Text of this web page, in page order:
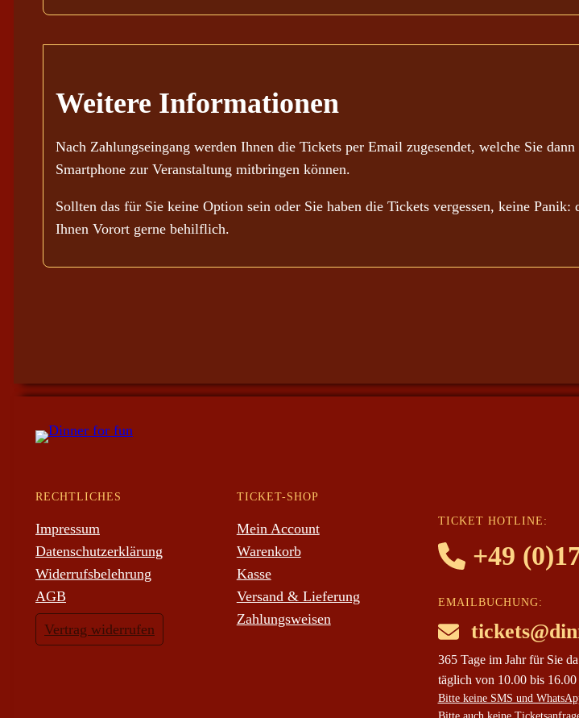
Weitere Informationen
Nach Zahlungseingang werden Ihnen die Tickets per Email zugesendet, welche Sie
Smartphone zur Veranstaltung mitbringen können.
Sollten das für Sie keine Option sein oder Sie haben die Tickets vergessen, keine
Ihnen Vorort gerne behilflich.
RECHTLICHES
Impressum
Datenschutzerklärung
Widerrufsbelehrung
AGB
Vertrag widerrufen
TICKET-SHOP
Mein Account
Warenkorb
Kasse
Versand & Lieferung
Zahlungsweisen
TICKET HOTLINE:
+49
EMAILBUCHUNG:
365 Tage im Jahr für Sie
täglich von 10.00 bis
Bitte keine SMS und